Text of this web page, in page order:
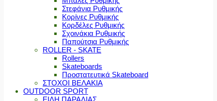
Στεφάνια Ρυθμικής
Κορίνες Ρυθμικής
Κορδέλες Ρυθμικής
Σχοινάκια Ρυθμικής
Παπούτσια Ρυθμικής
ROLLER - SKATE
Rollers
Skateboards
Προστατευτικά Skateboard
ΣΤΟΧΟΙ ΒΕΛΑΚΙΑ
OUTDOOR SPORT